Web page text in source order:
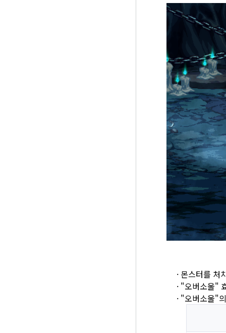
· 몬스터를 처
· "오버소울"
· "오버소울"